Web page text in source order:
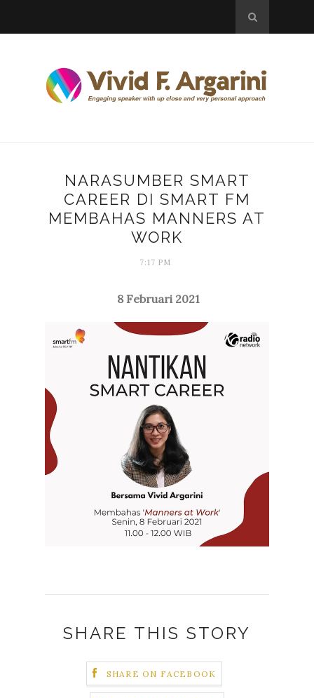
NARASUMBER SMART
CAREER DI SMART FM
MEMBAHAS MANNERS AT
WORK
7:17 PM
8 Februari 2021
SHARE THIS STORY
SHARE ON FACEBOOK